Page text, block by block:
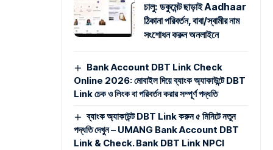
চালু: ডকুমেন্ট ছাড়াই Aadhaar
ঠিকানা পরিবর্তন, বাবা/স্বামীর নাম
সংশোধন করুন অনলাইনে
Bank Account DBT Link Check
Online 2026: মোবাইল দিয়ে ব্যাংক অ্যাকাউন্টে DBT
Link চেক ও লিংক বা পরিবর্তন করার সম্পূর্ণ পদ্ধতি
ব্যাংক অ্যাকাউন্ট DBT Link করুন ৫ মিনিটে নতুন
পদ্ধতি দেখুন – UMANG Bank Account DBT
Link & Check. Bank DBT Link NPCI